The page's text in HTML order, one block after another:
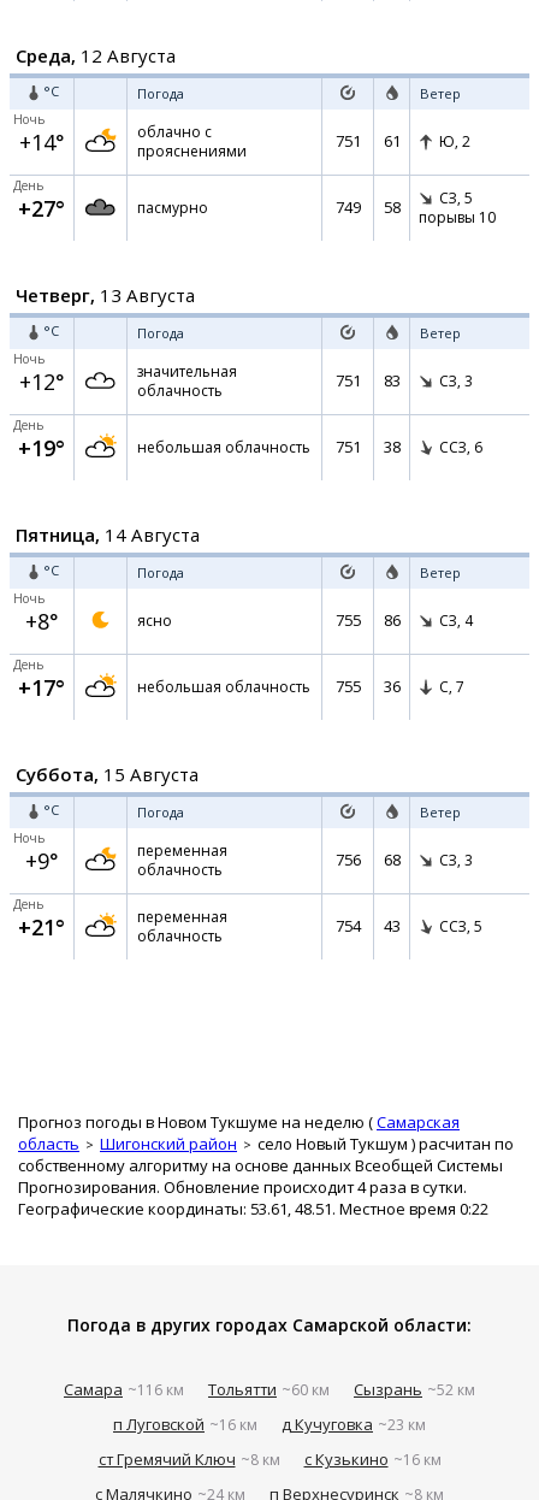
Среда, 12 Августа
°C Погода Ветер
Ночь
+14°
облачно с
прояснениями
751 61 Ю, 2
День
+27° пасмурно 749 58 СЗ, 5
порывы 10
Четверг, 13 Августа
°C Погода Ветер
Ночь
+12°
значительная
облачность
751 83 СЗ, 3
День
+19° небольшая облачность 751 38 ССЗ, 6
Пятница, 14 Августа
°C Погода Ветер
Ночь
+8° ясно 755 86 СЗ, 4
День
+17° небольшая облачность 755 36 С, 7
Суббота, 15 Августа
°C Погода Ветер
Ночь
+9°
переменная
облачность
756 68 СЗ, 3
День
+21°
переменная
облачность
754 43 ССЗ, 5
Прогноз погоды в Новом Тукшуме на неделю (Самарская
область
Шигонский район село Новый Тукшум ) расчитан по
собственному алгоритму на основе данных Всеобщей Системы
Прогнозирования. Обновление происходит 4 раза в сутки.
Географические координаты: 53.61, 48.51. Местное время 0:22
Погода в других городах Самарской области:
Самара ~116 км Тольятти ~60 км Сызрань ~52 км
п Луговской ~16 км д Кучуговка ~23 км
ст Гремячий Ключ ~8 км с Кузькино ~16 км
с Малячкино ~24 км п Верхнесуринск ~8 км